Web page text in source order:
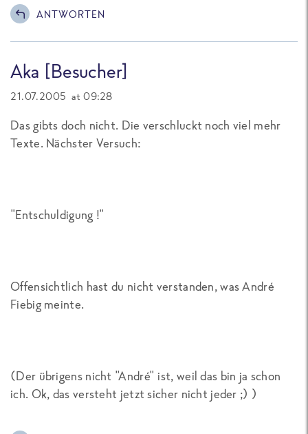
ANTWORTEN
Aka [Besucher]
21.07.2005 at 09:28
Das gibts doch nicht. Die verschluckt noch viel mehr
Texte. Nächster Versuch:
"Entschuldigung !"
Offensichtlich hast du nicht verstanden, was André
Fiebig meinte.
(Der übrigens nicht "André" ist, weil das bin ja schon
ich. Ok, das versteht jetzt sicher nicht jeder ;) )